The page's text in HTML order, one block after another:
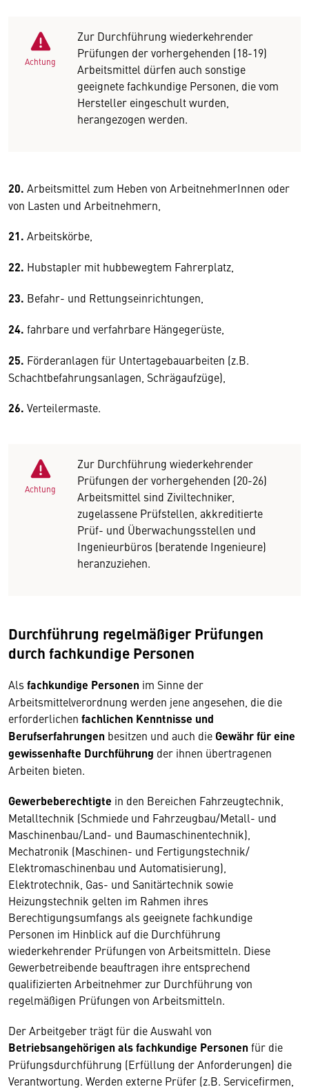
Achtung
Zur Durchführung wiederkehrender
Prüfungen der vorhergehenden (18-19)
Arbeitsmittel dürfen auch sonstige
geeignete fachkundige Personen, die vom
Hersteller eingeschult wurden,
herangezogen werden.
20. Arbeitsmittel zum Heben von ArbeitnehmerInnen oder
von Lasten und Arbeitnehmern,
21. Arbeitskörbe,
22. Hubstapler mit hubbewegtem Fahrerplatz,
23. Befahr- und Rettungseinrichtungen,
24. fahrbare und verfahrbare Hängegerüste,
25. Förderanlagen für Untertagebauarbeiten (z.B.
Schachtbefahrungsanlagen, Schrägaufzüge),
26. Verteilermaste.
Achtung
Zur Durchführung wiederkehrender
Prüfungen der vorhergehenden (20-26)
Arbeitsmittel sind Ziviltechniker,
zugelassene Prüfstellen, akkreditierte
Prüf- und Überwachungsstellen und
Ingenieurbüros (beratende Ingenieure)
heranzuziehen.
Durchführung regelmäßiger Prüfungen
durch fachkundige Personen
Als fachkundige Personen im Sinne der
Arbeitsmittelverordnung werden jene angesehen, die die
erforderlichen fachlichen Kenntnisse und
Berufserfahrungen besitzen und auch die Gewähr für eine
gewissenhafte Durchführung der ihnen übertragenen
Arbeiten bieten.
Gewerbeberechtigte in den Bereichen Fahrzeugtechnik,
Metalltechnik (Schmiede und Fahrzeugbau/Metall- und
Maschinenbau/Land- und Baumaschinentechnik),
Mechatronik (Maschinen- und Fertigungstechnik/
Elektromaschinenbau und Automatisierung),
Elektrotechnik, Gas- und Sanitärtechnik sowie
Heizungstechnik gelten im Rahmen ihres
Berechtigungsumfangs als geeignete fachkundige
Personen im Hinblick auf die Durchführung
wiederkehrender Prüfungen von Arbeitsmitteln. Diese
Gewerbetreibende beauftragen ihre entsprechend
qualifizierten Arbeitnehmer zur Durchführung von
regelmäßigen Prüfungen von Arbeitsmitteln.
Der Arbeitgeber trägt für die Auswahl von
Betriebsangehörigen als fachkundige Personen für die
Prüfungsdurchführung (Erfüllung der Anforderungen) die
Verantwortung. Werden externe Prüfer (z.B. Servicefirmen,